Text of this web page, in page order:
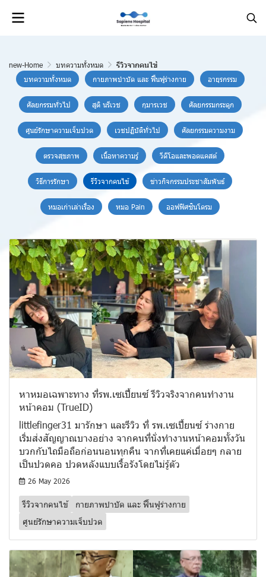
new-Home บทความทั้งหมด รีวิวจากคนไข้
บทความทั้งหมด กายภาพบำบัด และ ฟื้นฟูร่างกาย อายุรกรรม
ศัลยกรรมทั่วไป สูติ นรีเวช กุมารเวช ศัลยกรรมกระดูก
ศูนย์รักษาความเจ็บปวด เวชปฏิบัติทั่วไป ศัลยกรรมความงาม
ตรวจสุขภาพ เนื้อหาความรู้ วีดีโอและพอดแคสต์
วิธีการรักษา รีวิวจากคนไข้ ข่าวกิจกรรมประชาสัมพันธ์
หมอเก่าเล่าเรื่อง หมอ Pain ออฟฟิศซินโดรม
หาหมอเฉพาะทาง ที่รพ.เซเปี้ยนซ์ รีวิวจริงจากคนทำงาน
หน้าคอม​ (TrueID)
littlefinger31 มารักษา และรีวิว ที่ รพ.เซเปี้ยนซ์ ร่างกาย
เริ่มส่งสัญญาณบางอย่าง จากคนที่นั่งทำงานหน้าคอมทั้งวัน
บวกกับไถมือถือก่อนนอนทุกคืน จากที่เคยแค่เมื่อยๆ กลาย
เป็นปวดคอ ปวดหลังแบบเรื้อรังโดยไม่รู้ตัว
26 May 2026
รีวิวจากคนไข้
กายภาพบำบัด และ ฟื้นฟูร่างกาย
ศูนย์รักษาความเจ็บปวด